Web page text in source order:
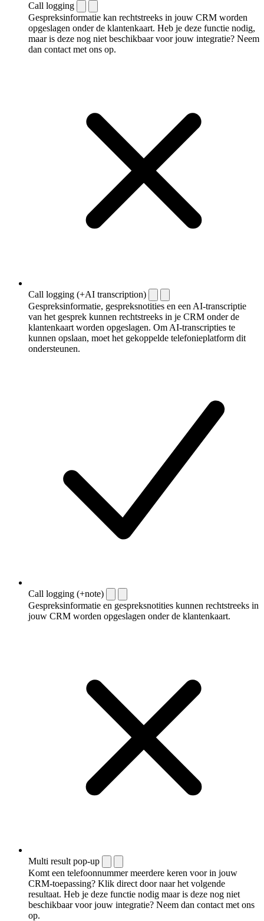
Call logging
Gespreksinformatie kan rechtstreeks in jouw CRM worden
opgeslagen onder de klantenkaart. Heb je deze functie nodig,
maar is deze nog niet beschikbaar voor jouw integratie? Neem
dan contact met ons op.
Call logging (+AI transcription)
Gespreksinformatie, gespreksnotities en een AI-transcriptie
van het gesprek kunnen rechtstreeks in je CRM onder de
klantenkaart worden opgeslagen. Om AI-transcripties te
kunnen opslaan, moet het gekoppelde telefonieplatform dit
ondersteunen.
Call logging (+note)
Gespreksinformatie en gespreksnotities kunnen rechtstreeks in
jouw CRM worden opgeslagen onder de klantenkaart.
Multi result pop-up
Komt een telefoonnummer meerdere keren voor in jouw
CRM-toepassing? Klik direct door naar het volgende
resultaat. Heb je deze functie nodig maar is deze nog niet
beschikbaar voor jouw integratie? Neem dan contact met ons
op.